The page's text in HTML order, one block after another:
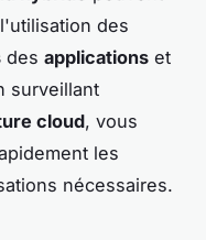
des
des applications et
surveillant
cloud, vous
les
nécessaires.